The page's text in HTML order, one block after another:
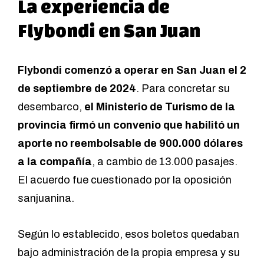
La experiencia de
Flybondi en San Juan
Flybondi comenzó a operar en San Juan el 2
de septiembre de 2024. Para concretar su
desembarco, el Ministerio de Turismo de la
provincia firmó un convenio que habilitó un
aporte no reembolsable de 900.000 dólares
a la compañía, a cambio de 13.000 pasajes.
El acuerdo fue cuestionado por la oposición
sanjuanina.
Según lo establecido, esos boletos quedaban
bajo administración de la propia empresa y su